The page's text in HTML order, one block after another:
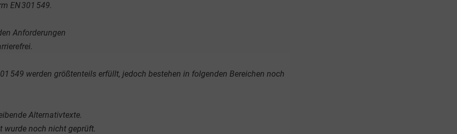
EN 301 549.
Anforderungen
549 werden größtenteils erfüllt, jedoch bestehen in folgenden Bereichen noch
Alternativtexte.
wurde noch nicht geprüft.